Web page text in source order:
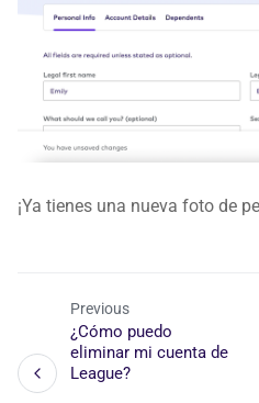
¡Ya tienes una nueva foto de
Previous
¿Cómo puedo
eliminar mi cuenta de
League?